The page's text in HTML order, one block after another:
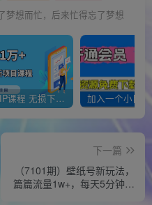
梦想而忙，后来忙得忘了梦想
全网VIP课程 无损下载~
下一篇
（7101期）壁纸号新玩法，
篇篇流量1w+，每天5分钟收